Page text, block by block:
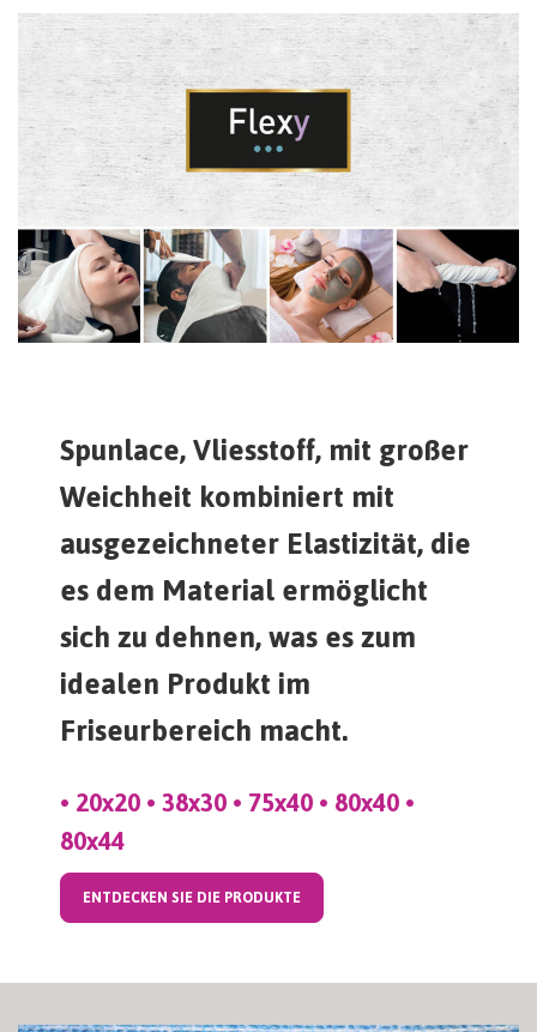
Spunlace, Vliesstoff, mit großer
Weichheit kombiniert mit
ausgezeichneter Elastizität, die
es dem Material ermöglicht
sich zu dehnen, was es zum
idealen Produkt im
Friseurbereich macht.
• 20x20 • 38x30 • 75x40 • 80x40 •
80x44
ENTDECKEN SIE DIE PRODUKTE